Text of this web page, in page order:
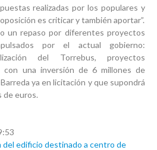
realizadas por los populares y
es criticar y también aportar”.
un repaso por diferentes proyectos
por el actual gobierno:
del Torrebus, proyectos
con una inversión de 6 millones de
ya en licitación y que supondrá
de euros.
edificio destinado a centro de